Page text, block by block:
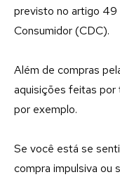
previsto no artigo
Consumidor (CDC).
Além de compras
aquisições feitas por
por exemplo.
Se você está se
compra impulsiva ou